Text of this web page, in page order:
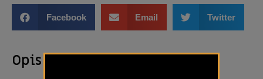
Facebook Email Twitter
Opis izdelka